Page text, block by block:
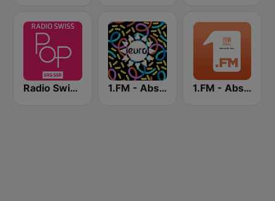
Radio Swiss Pop 1.FM - Absolute Trance 1.FM - Absolute 90s